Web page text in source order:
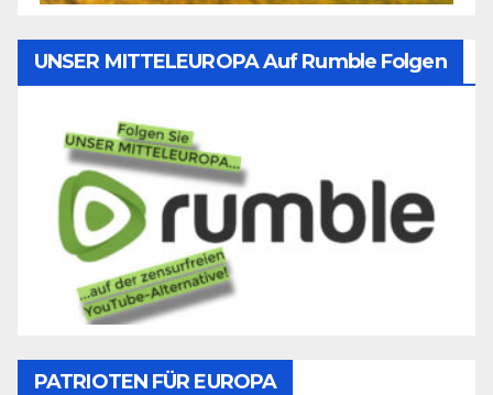
UNSER MITTELEUROPA Auf Rumble Folgen
PATRIOTEN FÜR EUROPA